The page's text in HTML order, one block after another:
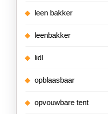
leen bakker
leenbakker
lidl
opblaasbaar
opvouwbare tent